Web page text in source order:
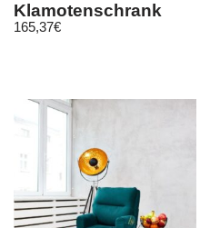
Klamotenschrank
Sideboard Anrichte
165,37€